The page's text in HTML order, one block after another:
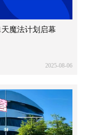
魔法计划启幕
2025-08-06